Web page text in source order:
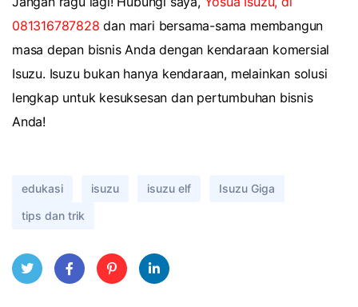
081316787828 dan mari bersama-sama membangun
masa depan bisnis Anda dengan kendaraan komersial
Isuzu. Isuzu bukan hanya kendaraan, melainkan solusi
lengkap untuk kesuksesan dan pertumbuhan bisnis
Anda!
edukasi isuzu isuzu elf
Isuzu Giga
tips dan trik